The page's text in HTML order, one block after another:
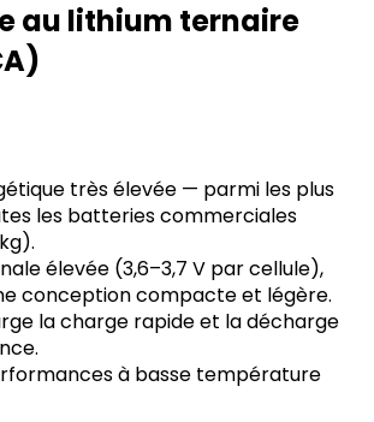
au lithium ternaire
très élevée — parmi les plus
les batteries commerciales
élevée (3,6–3,7 V par cellule),
conception compacte et légère.
la charge rapide et la décharge
à basse température